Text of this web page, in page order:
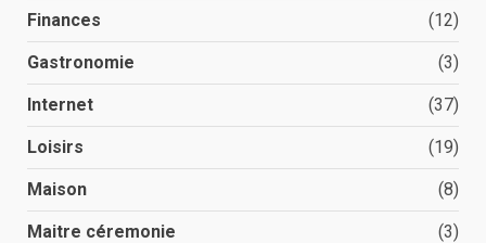
Finances (12)
Gastronomie (3)
Internet (37)
Loisirs (19)
Maison (8)
Maitre céremonie (3)